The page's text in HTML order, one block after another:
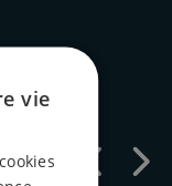
vie